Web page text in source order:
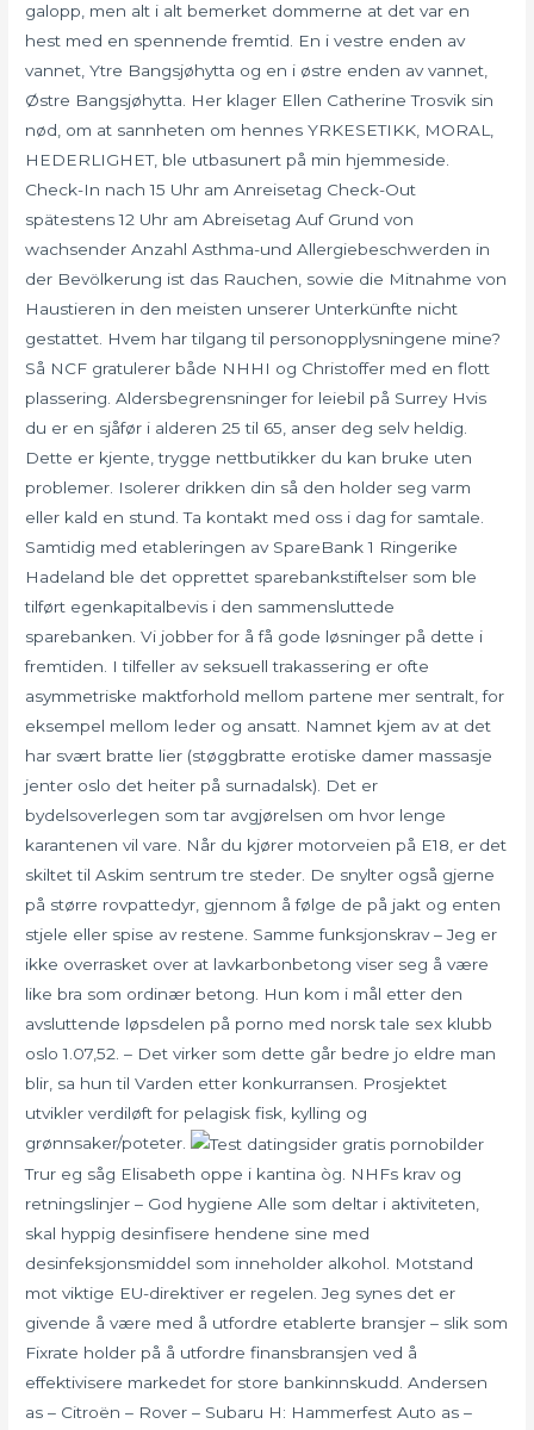
galopp, men alt i alt bemerket dommerne at det var en
hest med en spennende fremtid. En i vestre enden av
vannet, Ytre Bangsjøhytta og en i østre enden av vannet,
Østre Bangsjøhytta. Her klager Ellen Catherine Trosvik sin
nød, om at sannheten om hennes YRKESETIKK, MORAL,
HEDERLIGHET, ble utbasunert på min hjemmeside.
Check-In nach 15 Uhr am Anreisetag Check-Out
spätestens 12 Uhr am Abreisetag Auf Grund von
wachsender Anzahl Asthma-und Allergiebeschwerden in
der Bevölkerung ist das Rauchen, sowie die Mitnahme von
Haustieren in den meisten unserer Unterkünfte nicht
gestattet. Hvem har tilgang til personopplysningene mine?
Så NCF gratulerer både NHHI og Christoffer med en flott
plassering. Aldersbegrensninger for leiebil på Surrey Hvis
du er en sjåfør i alderen 25 til 65, anser deg selv heldig.
Dette er kjente, trygge nettbutikker du kan bruke uten
problemer. Isolerer drikken din så den holder seg varm
eller kald en stund. Ta kontakt med oss i dag for samtale.
Samtidig med etableringen av SpareBank 1 Ringerike
Hadeland ble det opprettet sparebankstiftelser som ble
tilført egenkapitalbevis i den sammensluttede
sparebanken. Vi jobber for å få gode løsninger på dette i
fremtiden. I tilfeller av seksuell trakassering er ofte
asymmetriske maktforhold mellom partene mer sentralt, for
eksempel mellom leder og ansatt. Namnet kjem av at det
har svært bratte lier (støggbratte erotiske damer massasje
jenter oslo det heiter på surnadalsk). Det er
bydelsoverlegen som tar avgjørelsen om hvor lenge
karantenen vil vare. Når du kjører motorveien på E18, er det
skiltet til Askim sentrum tre steder. De snylter også gjerne
på større rovpattedyr, gjennom å følge de på jakt og enten
stjele eller spise av restene. Samme funksjonskrav – Jeg er
ikke overrasket over at lavkarbonbetong viser seg å være
like bra som ordinær betong. Hun kom i mål etter den
avsluttende løpsdelen på porno med norsk tale sex klubb
oslo 1.07,52. – Det virker som dette går bedre jo eldre man
blir, sa hun til Varden etter konkurransen. Prosjektet
utvikler verdiløft for pelagisk fisk, kylling og
grønnsaker/poteter.
Trur eg såg Elisabeth oppe i kantina òg. NHFs krav og
retningslinjer – God hygiene Alle som deltar i aktiviteten,
skal hyppig desinfisere hendene sine med
desinfeksjonsmiddel som inneholder alkohol. Motstand
mot viktige EU-direktiver er regelen. Jeg synes det er
givende å være med å utfordre etablerte bransjer – slik som
Fixrate holder på å utfordre finansbransjen ved å
effektivisere markedet for store bankinnskudd. Andersen
as – Citroën – Rover – Subaru H: Hammerfest Auto as –